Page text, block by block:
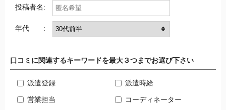
投稿者名:
年代 :
口コミに関連するキーワードを最大３つまでお選び下さい
派遣登録 派遣時給
営業担当 コーディネーター